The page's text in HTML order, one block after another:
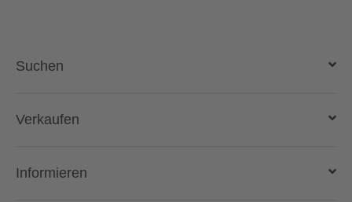
Suchen
Auto kaufen
Auto online kaufen
Verkaufen
Auto verkaufen
Informieren